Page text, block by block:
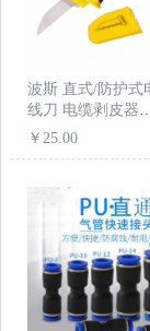
波斯 直式/防护式
线刀 电缆剥皮器
BS442209
￥25.00